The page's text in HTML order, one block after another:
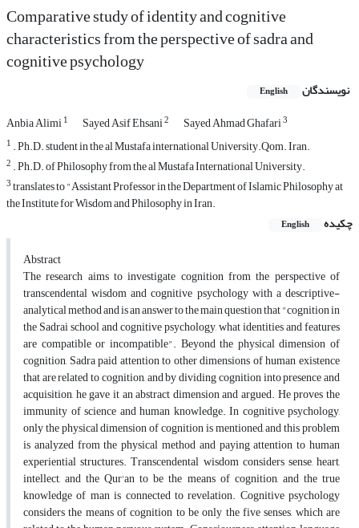
Comparative study of identity and cognitive
characteristics from the perspective of sadra and
cognitive psychology
نویسندگان English
Anbia Alimi1 Sayed Asif Ehsani2 Sayed Ahmad Ghafari3
1 . Ph.D. student in the al Mustafa international University.Qom. Iran.
2 . Ph.D. of Philosophy from the al Mustafa International University.
3translates to "Assistant Professor in the Department of Islamic Philosophy at
the Institute for Wisdom and Philosophy in Iran.
چکیده
English
Abstract
The research aims to investigate cognition from the perspective of
transcendental wisdom and cognitive psychology with a descriptive-
analytical method and is an answer to the main question that "cognition in
the Sadrai school and cognitive psychology, what identities and features
are compatible or incompatible". Beyond the physical dimension of
cognition, Sadra paid attention to other dimensions of human existence
that are related to cognition, and by dividing cognition into presence and
acquisition, he gave it an abstract dimension and argued. He proves the
immunity of science and human knowledge. In cognitive psychology,
only the physical dimension of cognition is mentioned, and this problem
is analyzed from the physical method and paying attention to human
experiential structures. Transcendental wisdom considers sense, heart,
intellect, and the Qur'an to be the means of cognition, and the true
knowledge of man is connected to revelation. Cognitive psychology
considers the means of cognition to be only the five senses, which are